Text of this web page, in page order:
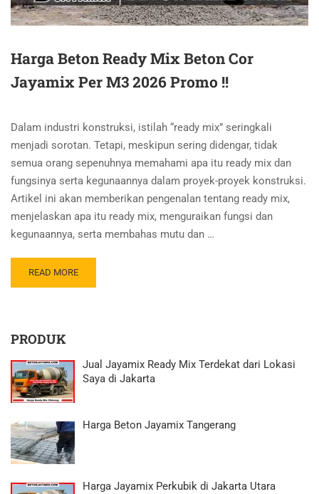
Harga Beton Ready Mix Beton Cor
Jayamix Per M3 2026 Promo !!
Dalam industri konstruksi, istilah “ready mix” seringkali
menjadi sorotan. Tetapi, meskipun sering didengar, tidak
semua orang sepenuhnya memahami apa itu ready mix dan
fungsinya serta kegunaannya dalam proyek-proyek konstruksi.
Artikel ini akan memberikan pengenalan tentang ready mix,
menjelaskan apa itu ready mix, menguraikan fungsi dan
kegunaannya, serta membahas mutu dan …
READ MORE
PRODUK
Jual Jayamix Ready Mix Terdekat dari Lokasi
Saya di Jakarta
Harga Beton Jayamix Tangerang
Harga Jayamix Perkubik di Jakarta Utara